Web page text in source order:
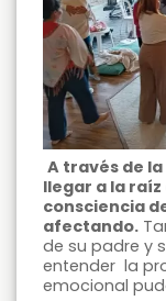
A través de
llegar a la
consciencia
afectando.
de su padre y
entender la
emocional